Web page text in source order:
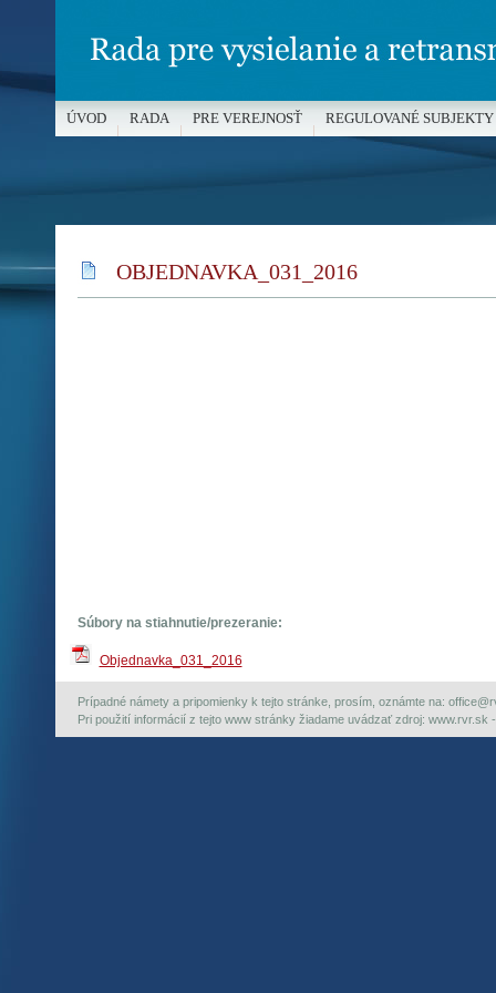
OBJEDNAVKA_031_2016
Súbory na stiahnutie/prezeranie:
Objednavka_031_2016
Prípadné námety a pripomienky k tejto stránke, prosím, oznámte na:
Pri použití informácií z tejto www stránky žiadame uvádzať zdroj: www.rvr.sk
ÚVOD RADA PRE VEREJNOSŤ REGULOVANÉ SUBJEKTY